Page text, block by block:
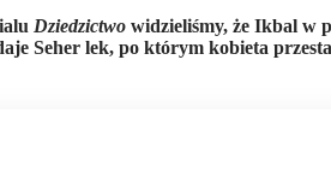
Dziedzictwo widzieliśmy, że Ikbal w
Seher lek, po którym kobieta